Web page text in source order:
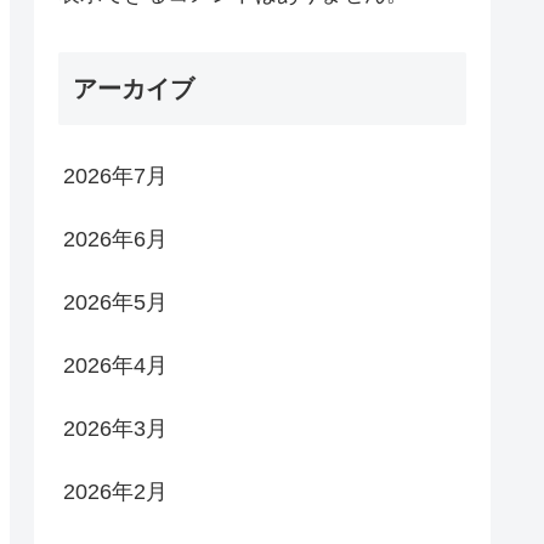
アーカイブ
2026年7月
2026年6月
2026年5月
2026年4月
2026年3月
2026年2月